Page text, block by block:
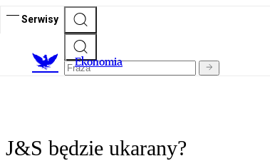
Serwisy
Ekonomia
J&S będzie ukarany?